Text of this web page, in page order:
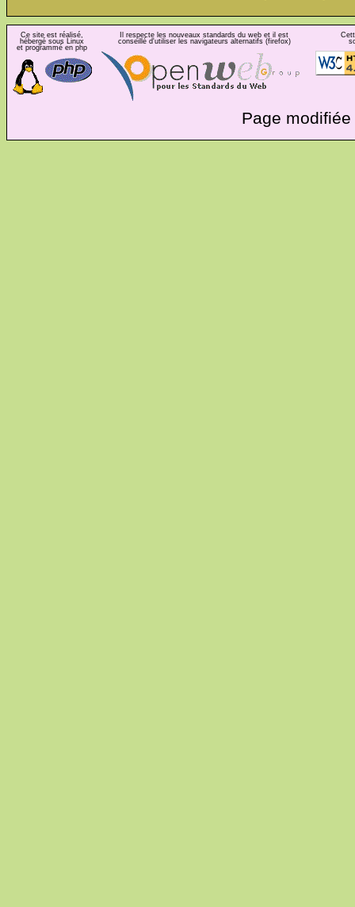
Ce site est réalisé,
hébergé sous Linux
et programmé en php
Il respecte les nouveaux standards du web et il est
conseillé d'utiliser les navigateurs alternatifs (firefox)
Page